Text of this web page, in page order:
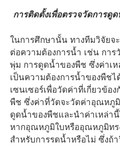
การติดตั้งเพื่อตรวจวัดการดู
ในการศึกษานั้น ทางทีมวิจัยจ
ต่อความต้องการน้ำ เช่น กา
พุ่ม การดูดน้ำของพืช ซึ่งค่าเ
เป็นความต้องการน้ำของพืชไ
เซนเซอร์เพื่อวัดค่าที่เกี่ยวข้อ
พืช ซึ่งค่าที่วัดจะวัดค่าอุณหภู
ดูดน้ำของพืชและนำค่าเหล่า
หากอุณหภูมิใบหรืออุณหภูมิทร
สำหรับการรดน้ำหรือไม่ ซึ่งถ้